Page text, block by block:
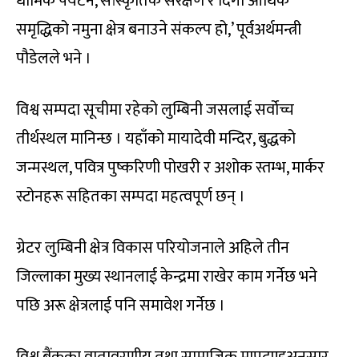
समृद्धिको नमुना क्षेत्र बनाउने संकल्प हो,’ पूर्वअर्थमन्त्री
पौडेलले भने ।
विश्व सम्पदा सूचीमा रहेको लुम्बिनी जसलाई सर्वोच्च
तीर्थस्थल मानिन्छ । यहाँको मायादेवी मन्दिर, बुद्धको
जन्मस्थल, पवित्र पुष्करिणी पोखरी र अशोक स्तम्भ, मार्कर
स्टोनहरू सहितका सम्पदा महत्वपूर्ण छन् ।
ग्रेटर लुम्बिनी क्षेत्र विकास परियोजनाले अहिले तीन
जिल्लाका मुख्य स्थानलाई केन्द्रमा राखेर काम गर्नेछ भने
पछि अरू क्षेत्रलाई पनि समावेश गर्नेछ ।